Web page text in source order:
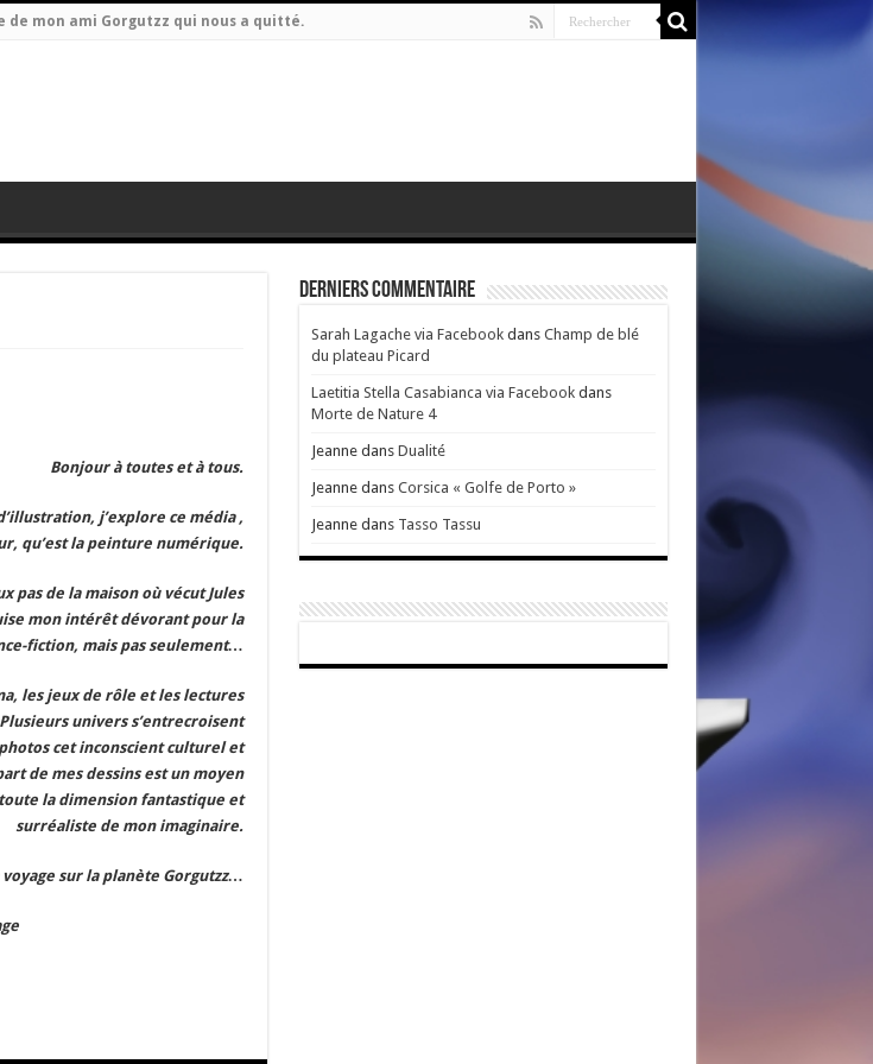
de mon ami Gorgutzz qui nous a quitté.
Bonjour à toutes et à tous.
j’explore ce média ,
qu’est la peinture numérique.
pas de la maison où vécut Jules
mon intérêt dévorant pour la
fiction, mais pas seulement…
les jeux de rôle et les lectures
univers s’entrecroisent
cet inconscient culturel et
de mes dessins est un moyen
la dimension fantastique et
surréaliste de mon imaginaire.
sur la planète Gorgutzz…
Derniers Commentaire
Sarah Lagache via Facebookdans Champ de blé
du plateau Picard
Laetitia Stella Casabianca via Facebookdans
Morte de Nature 4
Jeannedans Dualité
Jeannedans Corsica « Golfe de Porto »
Jeannedans Tasso Tassu